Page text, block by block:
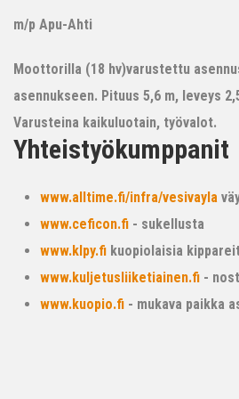
m/p Apu-Ahti
Moottorilla (18 hv)varustettu
asennukseen. Pituus 5,6 m, leveys
Varusteina kaikuluotain, työvalot.
Yhteistyökumppanit
www.alltime.fi/infra/vesivayla
www.ceficon.fi - sukellusta
www.klpy.fi kuopiolaisia
www.kuljetusliiketiainen.fi -
www.kuopio.fi - mukava paikka